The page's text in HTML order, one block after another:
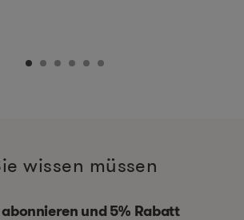
wissen müssen
und 5% Rabatt